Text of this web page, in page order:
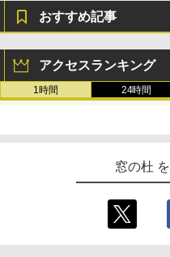
おすすめ記事
アクセスランキング
1時間 24時間
窓の杜